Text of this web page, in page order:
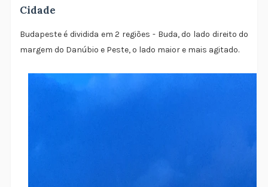
Cidade
Budapeste é dividida em 2 regiões - Buda, do lado direito do
margem do Danúbio e Peste, o lado maior e mais agitado.